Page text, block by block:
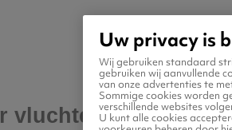
vluchten naar
Uw privacy is
Wij gebruiken standaard
gebruiken wij aanvullende
van onze advertenties te
Sommige cookies worden
verschillende websites
U kunt alle cookies